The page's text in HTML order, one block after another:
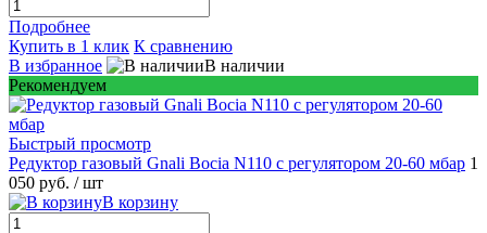
Подробнее
Купить в 1 клик К сравнению
В избранное
В наличии
Рекомендуем
Быстрый просмотр
Редуктор газовый Gnali Bocia N110 c регулятором 20-60 мбар 1
050 руб. / шт
В корзину